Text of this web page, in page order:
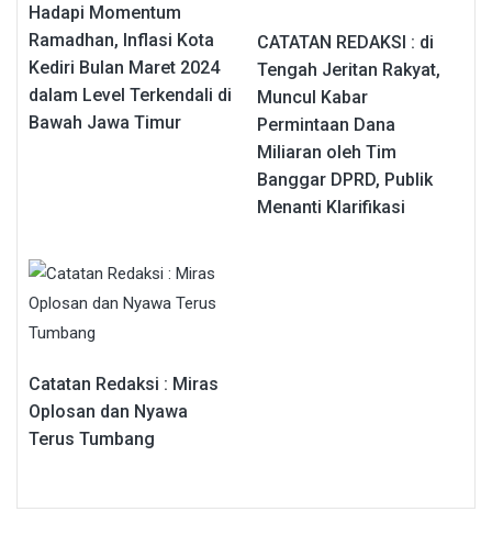
Hadapi Momentum
Ramadhan, Inflasi Kota
Kediri Bulan Maret 2024
dalam Level Terkendali di
Bawah Jawa Timur
CATATAN REDAKSI : di
Tengah Jeritan Rakyat,
Muncul Kabar
Permintaan Dana
Miliaran oleh Tim
Banggar DPRD, Publik
Menanti Klarifikasi
Catatan Redaksi : Miras
Oplosan dan Nyawa
Terus Tumbang